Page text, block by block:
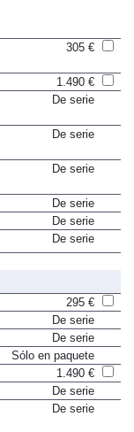
1.490 €
De serie
De serie
De serie
295 €
De serie
De serie
Sólo en paquete
1.490 €
De serie